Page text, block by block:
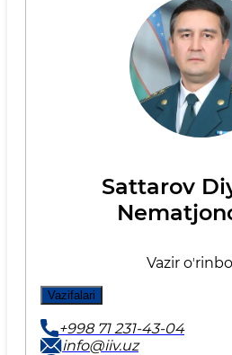
Sattarov
Vazir
Vazifalari
+998 71 231-43-04
info@iiv.uz